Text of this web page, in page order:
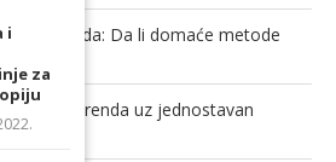
ključala voda: Da li domaće metode
cev?
svog brenda uz jednostavan
i
za